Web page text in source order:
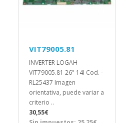
VIT79005.81
INVERTER LOGAH
VIT79005.81 26" 14I Cod. -
RL25437 Imagen
orientativa, puede variar a
criterio ..
30,55€